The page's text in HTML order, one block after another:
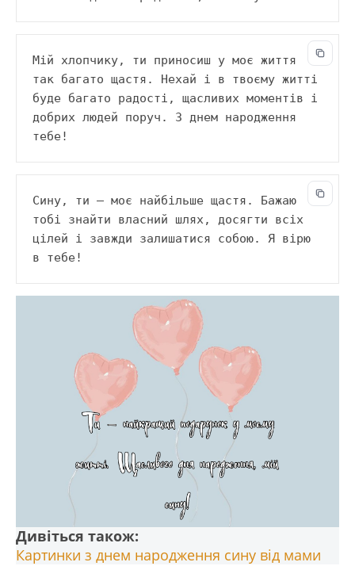
Мій хлопчику, ти приносиш у моє життя
так багато щастя. Нехай і в твоєму житті
буде багато радості, щасливих моментів і
добрих людей поруч. З днем народження
тебе!
Сину, ти — моє найбільше щастя. Бажаю
тобі знайти власний шлях, досягти всіх
цілей і завжди залишатися собою. Я вірю
в тебе!
Дивіться також:
Картинки з днем народження сину від мами